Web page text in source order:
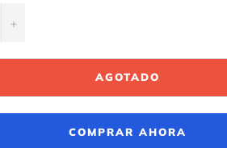
+
AGOTADO
COMPRAR AHORA